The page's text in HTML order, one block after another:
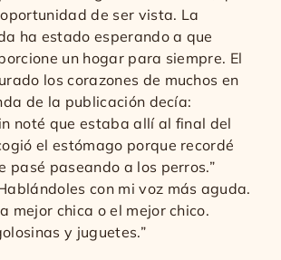
de ser vista. La
ha estado esperando a que
un hogar para siempre. El
los corazones de muchos en
de la publicación decía:
noté que estaba allí al final del
el estómago porque recordé
pasé paseando a los perros.”
con mi voz más aguda.
mejor chica o el mejor chico.
y juguetes.”